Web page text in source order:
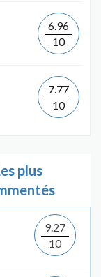
6.96
10
7.77
10
plus
9.27
10